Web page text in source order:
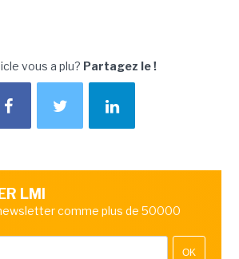
vous a plu? Partagez le !
LMI
comme plus de 50000
OK